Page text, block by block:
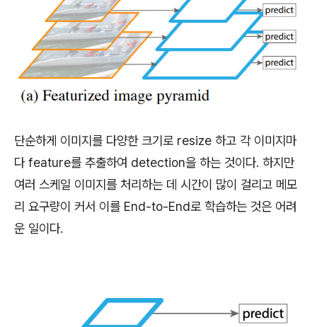
단순하게 이미지를 다양한 크기로 resize 하고 각 이미지마
다 feature를 추출하여 detection을 하는 것이다. 하지만
여러 스케일 이미지를 처리하는 데 시간이 많이 걸리고 메모
리 요구량이 커서 이를 End-to-End로 학습하는 것은 어려
운 일이다.